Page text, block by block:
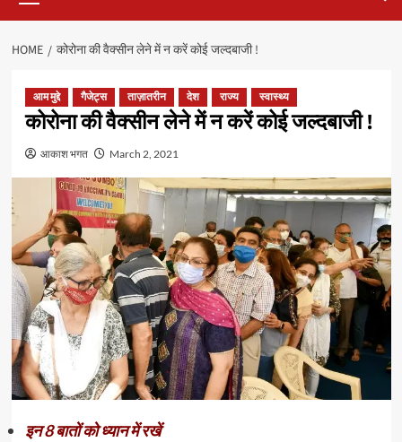
HOME कोरोना की वैक्सीन लेने में न करें कोई जल्दबाजी !
आम मुद्दे गैजेट्स ताज़ातरीन देश राज्य स्वास्थ्य
कोरोना की वैक्सीन लेने में न करें कोई जल्दबाजी !
आकाश भगत March 2, 2021
इन 8 बातों को ध्यान में रखें